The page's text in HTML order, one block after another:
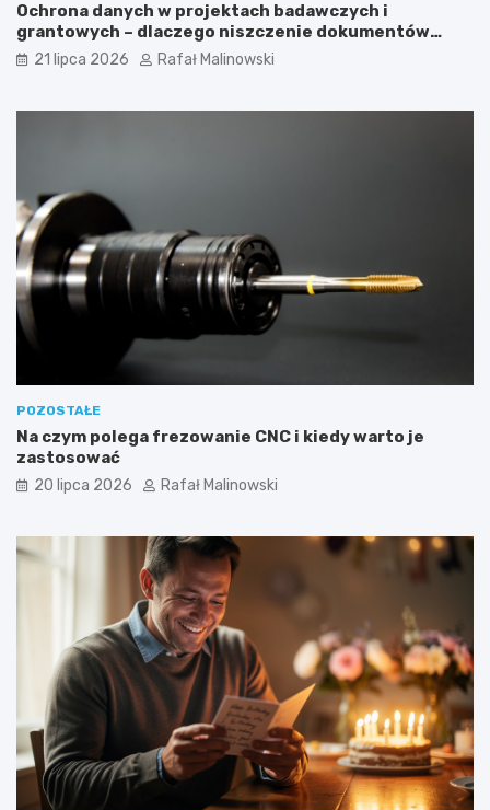
Ochrona danych w projektach badawczych i
grantowych – dlaczego niszczenie dokumentów
musi być częścią procedury?
21 lipca 2026 Rafał Malinowski
POZOSTAŁE
Na czym polega frezowanie CNC i kiedy warto je
zastosować
20 lipca 2026 Rafał Malinowski